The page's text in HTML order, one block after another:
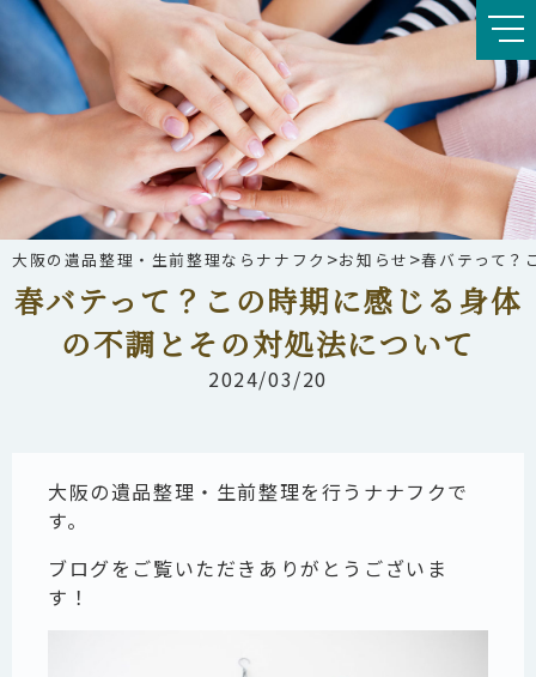
大阪の遺品整理・生前整理ならナナフク >お知らせ >春バテって？
春バテって？この時期に感じる身体
の不調とその対処法について
2024/03/20
大阪の遺品整理・生前整理を行うナナフクで
す。
ブログをご覧いただきありがとうございま
す！